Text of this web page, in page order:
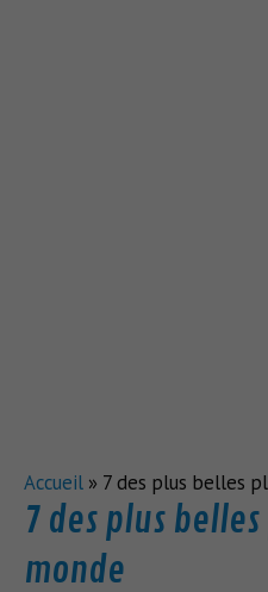
Accueil » 7 des plus belles
7 des plus
monde